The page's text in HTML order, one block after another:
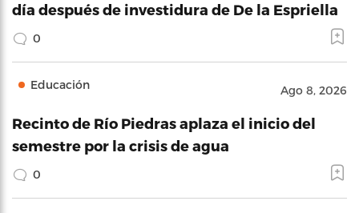
día después de investidura de De la Espriella
0
Educación Ago 8, 2026
Recinto de Río Piedras aplaza el inicio del
semestre por la crisis de agua
0